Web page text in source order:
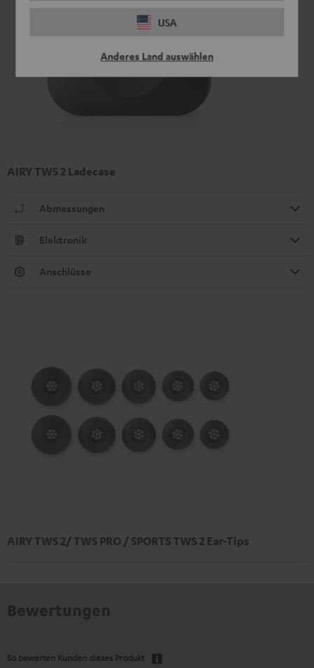
USA
Anderes Land auswählen
AIRY TWS 2 Ladecase
Abmessungen
Elektronik
Anschlüsse
AIRY TWS 2/ TWS PRO / SPORTS TWS 2 Ear-Tips
So bewerten Kunden dieses Produkt